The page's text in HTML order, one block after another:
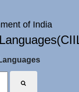
of India